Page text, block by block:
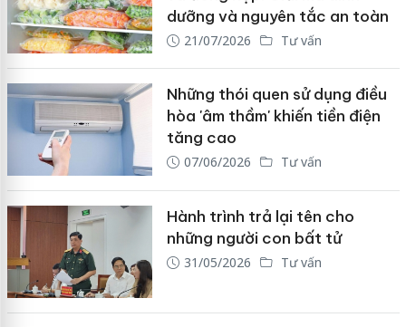
dưỡng và nguyên tắc an toàn
21/07/2026 Tư vấn
Những thói quen sử dụng điều
hòa 'âm thầm' khiến tiền điện
tăng cao
07/06/2026 Tư vấn
Hành trình trả lại tên cho
những người con bất tử
31/05/2026 Tư vấn